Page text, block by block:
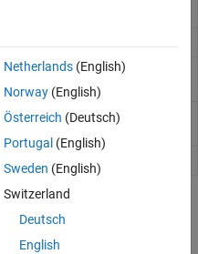
fromMATLABengine
intoMATLABengine
for MATLAB
Netherlands(English)
Norway(English)
Österreich (Deutsch)
Portugal (English)
Sweden (English)
Switzerland
Deutsch
English